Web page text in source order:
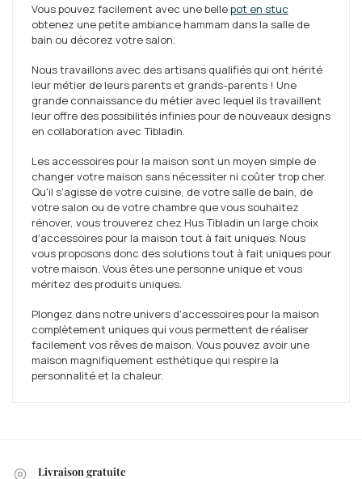
Vous pouvez facilement avec une bellepot en stuc
obtenez une petite ambiance hammam dans la salle de
bain ou décorez votre salon.
Nous travaillons avec des artisans qualifiés qui ont hérité
leur métier de leurs parents et grands-parents ! Une
grande connaissance du métier avec lequel ils travaillent
leur offre des possibilités infinies pour de nouveaux designs
en collaboration avec Tibladin.
Les accessoires pour la maison sont un moyen simple de
changer votre maison sans nécessiter ni coûter trop cher.
Qu'il s'agisse de votre cuisine, de votre salle de bain, de
votre salon ou de votre chambre que vous souhaitez
rénover, vous trouverez chez Hus Tibladin un large choix
d'accessoires pour la maison tout à fait uniques. Nous
vous proposons donc des solutions tout à fait uniques pour
votre maison. Vous êtes une personne unique et vous
méritez des produits uniques.
Plongez dans notre univers d'accessoires pour la maison
complètement uniques qui vous permettent de réaliser
facilement vos rêves de maison. Vous pouvez avoir une
maison magnifiquement esthétique qui respire la
personnalité et la chaleur.
Livraison gratuite